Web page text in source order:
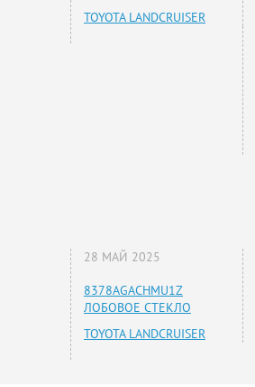
TOYOTA LANDCRUISER
28 МАЙ 2025
8378AGACHMU1Z
ЛОБОВОЕ СТЕКЛО
TOYOTA LANDCRUISER